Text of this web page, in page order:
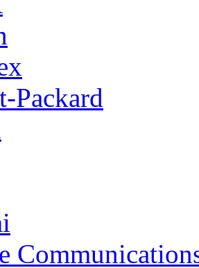
Packard